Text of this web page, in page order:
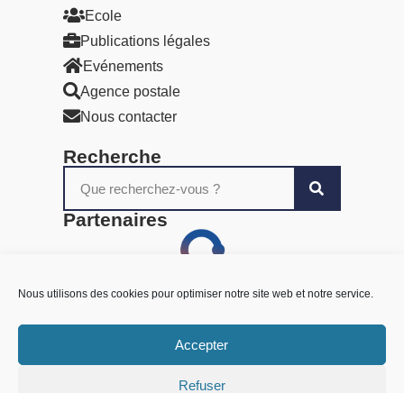
Nous utilisons des cookies pour optimiser notre site web et notre service.
Accepter
Refuser
Ecole
Publications légales
Evénements
Agence postale
Nous contacter
Recherche
Partenaires